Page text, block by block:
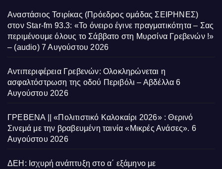
Αναστάσιος Τσιρίκας (Πρόεδρος ομάδας ΣΕΙΡΗΝΕΣ)
στον Star-fm 93.3: «Το όνειρο έγινε πραγματικότητα – Σας
περιμένουμε όλους το Σάββατο στη Μυρσίνα Γρεβενών !»
– (audio) 7 Αυγούστου 2026
Αντιπεριφέρεια Γρεβενών: Ολοκληρώνεται η
ασφαλτόστρωση της οδού Περιβόλι – Αβδέλλα 6
Αυγούστου 2026
ΓΡΕΒΕΝΑ || «Πολιτιστικό Καλοκαίρι 2026» : Θερινό
Σινεμά με την βραβευμένη ταινία «Μικρές Ανάσες». 6
Αυγούστου 2026
ΔΕΗ: Ισχυρή ανάπτυξη στο α΄ εξάμηνο με